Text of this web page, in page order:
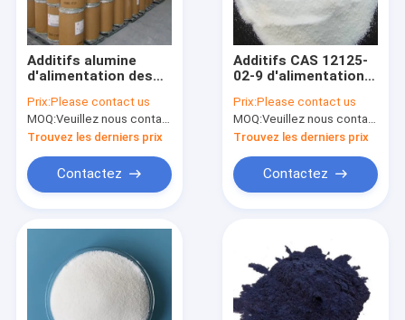
Additifs alumine
d'alimentation des
de dioxyde de titane
et minute libre 99%
de l'analyse TiO2 de
silice
Prix:Please contact us
MOQ:Veuillez nous contacter
Trouvez les derniers prix
Contactez
Additifs CAS 12125-
02-9 d'alimentation
chlorure
d'ammonium de
catégorie
d'alimentation
Prix:Please contact us
MOQ:Veuillez nous contacter
Trouvez les derniers prix
Contactez